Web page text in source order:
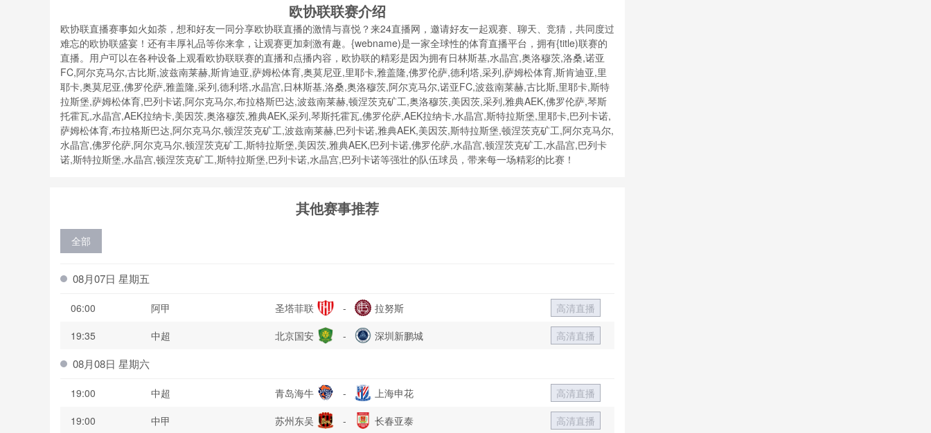
欧协联联赛介绍
欧协联直播赛事如火如荼，想和好友一同分享欧协联直播的激情与喜悦？来24直播网，邀请好友一起观赛、聊天、竞猜，共同度过
难忘的欧协联盛宴！还有丰厚礼品等你来拿，让观赛更加刺激有趣。{webname)是一家全球性的体育直播平台，拥有{title)联赛的
直播。用户可以在各种设备上观看欧协联联赛的直播和点播内容，欧协联的精彩是因为拥有日林斯基,水晶宫,奥洛穆茨,洛桑,诺亚
FC,阿尔克马尔,古比斯,波兹南莱赫,斯肯迪亚,萨姆松体育,奥莫尼亚,里耶卡,雅盖隆,佛罗伦萨,德利塔,采列,萨姆松体育,斯肯迪亚,里
耶卡,奥莫尼亚,佛罗伦萨,雅盖隆,采列,德利塔,水晶宫,日林斯基,洛桑,奥洛穆茨,阿尔克马尔,诺亚FC,波兹南莱赫,古比斯,里耶卡,斯特
拉斯堡,萨姆松体育,巴列卡诺,阿尔克马尔,布拉格斯巴达,波兹南莱赫,顿涅茨克矿工,奥洛穆茨,美因茨,采列,雅典AEK,佛罗伦萨,琴斯
托霍瓦,水晶宫,AEK拉纳卡,美因茨,奥洛穆茨,雅典AEK,采列,琴斯托霍瓦,佛罗伦萨,AEK拉纳卡,水晶宫,斯特拉斯堡,里耶卡,巴列卡诺,
萨姆松体育,布拉格斯巴达,阿尔克马尔,顿涅茨克矿工,波兹南莱赫,巴列卡诺,雅典AEK,美因茨,斯特拉斯堡,顿涅茨克矿工,阿尔克马尔,
水晶宫,佛罗伦萨,阿尔克马尔,顿涅茨克矿工,斯特拉斯堡,美因茨,雅典AEK,巴列卡诺,佛罗伦萨,水晶宫,顿涅茨克矿工,水晶宫,巴列卡
诺,斯特拉斯堡,水晶宫,顿涅茨克矿工,斯特拉斯堡,巴列卡诺,水晶宫,巴列卡诺等强壮的队伍球员，带来每一场精彩的比赛！
其他赛事推荐
全部
08月07日 星期五
06:00 阿甲 圣塔菲联 - 拉努斯
高清直播
19:35
中超 北京国安 - 深圳新鹏城 高清直播
08月08日 星期六
19:00 中超 青岛海牛 - 上海申花
高清直播
19:00
中甲 苏州东吴 - 长春亚泰
高清直播